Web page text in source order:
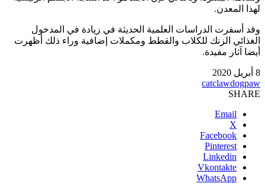
لهذا المعدن.
وقد أسفرت الدراسات العلمية الحديثة في زيادة في المدخول
الغذائي الزنك للكلاب والقطط ومكملات إضافية وراء ذلك أظهرت
أيضا آثار مفيدة.
8 أبريل 2020
catclawdogpaw
SHARE
Email
X
Facebook
Pinterest
Linkedin
Vkontakte
WhatsApp